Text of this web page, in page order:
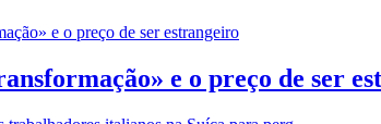
e o preço de ser